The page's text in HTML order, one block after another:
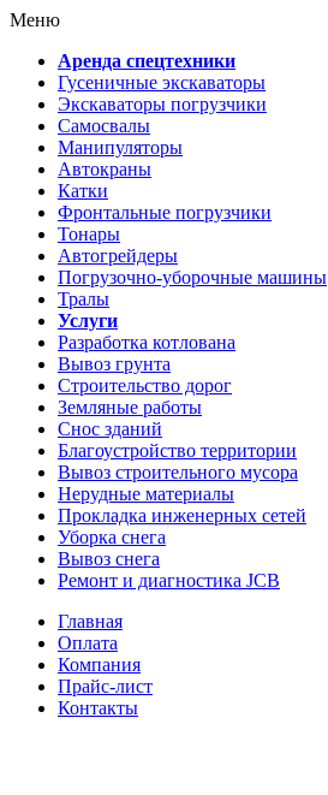
Меню
Аренда спецтехники
Гусеничные экскаваторы
Экскаваторы погрузчики
Самосвалы
Манипуляторы
Автокраны
Катки
Фронтальные погрузчики
Тонары
Автогрейдеры
Погрузочно-уборочные машины
Тралы
Услуги
Разработка котлована
Вывоз грунта
Строительство дорог
Земляные работы
Снос зданий
Благоустройство территории
Вывоз строительного мусора
Нерудные материалы
Прокладка инженерных сетей
Уборка снега
Вывоз снега
Ремонт и диагностика JCB
Главная
Оплата
Компания
Прайс-лист
Контакты